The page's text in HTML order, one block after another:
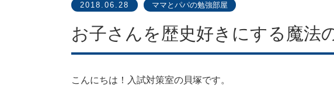
2018.06.28 ママとパパの勉強部屋
お子さんを歴史好きにする魔法
こんにちは！入試対策室の貝塚です。